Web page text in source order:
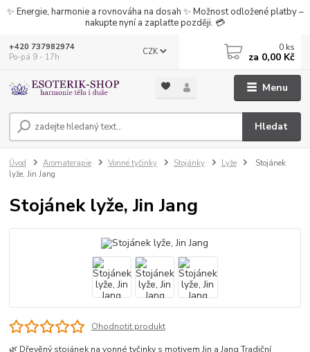
✨ Energie, harmonie a rovnováha na dosah ✨ Možnost odložené platby –
nakupte nyní a zaplaťte později. 💳
Menu
CZK
Hledat
+420 737982974
Po-pá 9 - 17h
0 ks
za 0,00 Kč
Úvod Aromaterapie Vonné tyčinky Stojánky Lyže
Stojánek
lyže, Jin Jang
Stojánek lyže, Jin Jang
Ohodnotit produkt
🌿 Dřevěný stojánek na vonné tyčinky s motivem Jin a Jang Tradiční